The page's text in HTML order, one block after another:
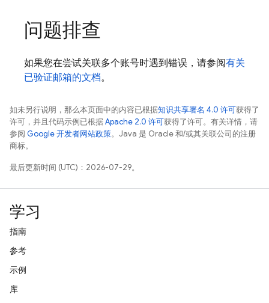
问题排查
如果您在尝试关联多个账号时遇到错误，请参阅有关
已验证邮箱的文档。
如未另行说明，那么本页面中的内容已根据知识共享署名 4.0 许可获得了
许可，并且代码示例已根据Apache 2.0 许可获得了许可。有关详情，请
参阅 Google 开发者网站政策。Java 是 Oracle 和/或其关联公司的注册
商标。
最后更新时间 (UTC)：2026-07-29。
学习
指南
参考
示例
库